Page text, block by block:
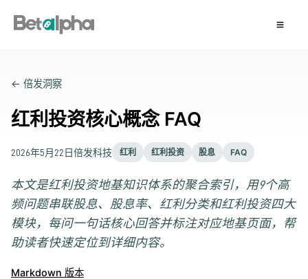
← 倍发洞察
红利投资核心概念 FAQ
2026年5月22日倍发科技 红利 红利投资 股息 FAQ
本文是红利投资地基知识体系的聚合索引，用9个高
频问题串联股息、股息率、红利分类和红利投资四大
模块，每问一句话核心回答并标注对应地基页面，帮
助读者快速定位到详细内容。
Markdown 版本